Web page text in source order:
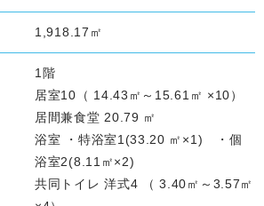
1,918.17㎡
1階
居室10（ 14.43㎡～15.61㎡ ×10）
居間兼食堂 20.79 ㎡
浴室 ・特浴室1(33.20 ㎡×1) ・個
浴室2(8.11㎡×2)
共同トイレ 洋式4 （ 3.40㎡～3.57㎡